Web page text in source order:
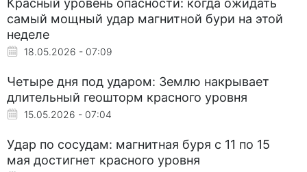
Красный уровень опасности: когда ожидать
самый мощный удар магнитной бури на этой
неделе
18.05.2026 - 07:09
Четыре дня под ударом: Землю накрывает
длительный геошторм красного уровня
15.05.2026 - 07:04
Удар по сосудам: магнитная буря с 11 по 15
мая достигнет красного уровня